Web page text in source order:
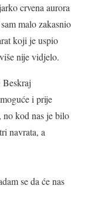
crvena aurora
malo zakasnio
koji je uspio
nije vidjelo.
Beskraj
i prije
no kod nas je bilo
navrata, a
se da će nas